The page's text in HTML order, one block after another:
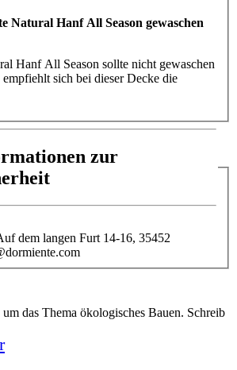
Natural Hanf All Season gewaschen
Hanf All Season sollte nicht gewaschen
empfiehlt sich bei dieser Decke die
zur
dem langen Furt 14-16, 35452
das Thema ökologisches Bauen. Schreib